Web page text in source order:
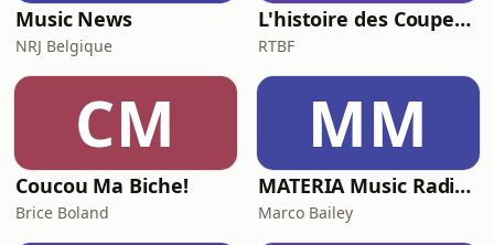
Music News
NRJ Belgique
L'histoire des Coupes du Monde, la géopolitique du ballon rond
RTBF
CM
Coucou Ma Biche!
Brice Boland
MM
MATERIA Music Radio Show by Marco Bailey
Marco Bailey